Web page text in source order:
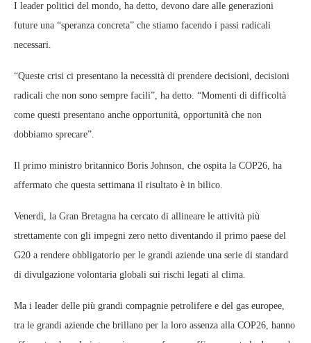
I leader politici del mondo, ha detto, devono dare alle generazioni
future una “speranza concreta” che stiamo facendo i passi radicali
necessari.
“Queste crisi ci presentano la necessità di prendere decisioni, decisioni
radicali che non sono sempre facili”, ha detto. “Momenti di difficoltà
come questi presentano anche opportunità, opportunità che non
dobbiamo sprecare”.
Il primo ministro britannico Boris Johnson, che ospita la COP26, ha
affermato che questa settimana il risultato è in bilico.
Venerdì, la Gran Bretagna ha cercato di allineare le attività più
strettamente con gli impegni zero netto diventando il primo paese del
G20 a rendere obbligatorio per le grandi aziende una serie di standard
di divulgazione volontaria globali sui rischi legati al clima.
Ma i leader delle più grandi compagnie petrolifere e del gas europee,
tra le grandi aziende che brillano per la loro assenza alla COP26, hanno